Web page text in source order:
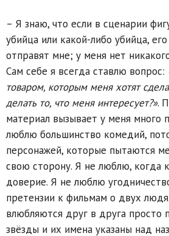
– Я знаю, что если в сценарии
убийца или какой-либо убийца,
отправят мне; у меня нет
Сам себе я всегда ставлю вопрос:
товаром, которым меня хотят
делать то, что меня интересует?».
материал вызывает у меня много
люблю большинство комедий,
персонажей, которые пытаются
свою сторону. Я не люблю, когда
доверие. Я не люблю
претензии к фильмам о двух
влюбляются друг в друга просто
звёзды и их имена указаны над